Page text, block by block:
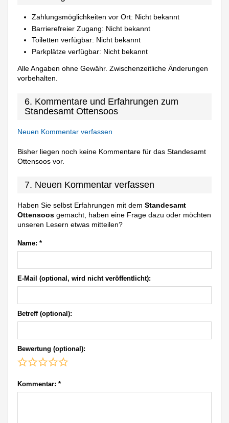
Zahlungsmöglichkeiten vor Ort: Nicht bekannt
Barrierefreier Zugang: Nicht bekannt
Toiletten verfügbar: Nicht bekannt
Parkplätze verfügbar: Nicht bekannt
Alle Angaben ohne Gewähr. Zwischenzeitliche Änderungen
vorbehalten.
6. Kommentare und Erfahrungen zum
Standesamt Ottensoos
Neuen Kommentar verfassen
Bisher liegen noch keine Kommentare für das Standesamt
Ottensoos vor.
7. Neuen Kommentar verfassen
Haben Sie selbst Erfahrungen mit demStandesamt
Ottensoos gemacht, haben eine Frage dazu oder möchten
unseren Lesern etwas mitteilen?
Name: *
E-Mail (optional, wird nicht veröffentlicht):
Betreff (optional):
Bewertung (optional):
Kommentar: *